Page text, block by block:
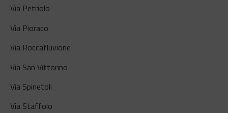
Via Petriolo
Via Pioraco
Via Roccafluvione
Via San Vittorino
Via Spinetoli
Via Staffolo